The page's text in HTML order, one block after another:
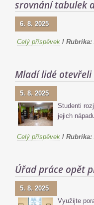
srovnání tabulek
6. 8. 2025
Celý příspěvek / Rubrika:
Mladí lidé otevřeli
5. 8. 2025
Studenti
jejich
Celý příspěvek / Rubrika:
Úřad práce opět
5. 8. 2025
Využijte